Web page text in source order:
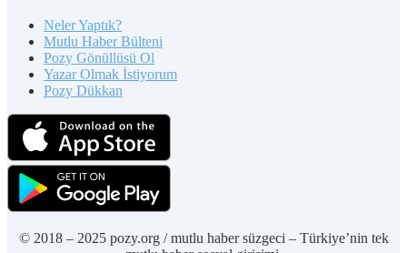
Neler Yaptık?
Mutlu Haber Bülteni
Pozy Gönüllüsü Ol
Yazar Olmak İstiyorum
Pozy Dükkan
© 2018 – 2025 pozy.org / mutlu haber süzgeci – Türkiye’nin tek